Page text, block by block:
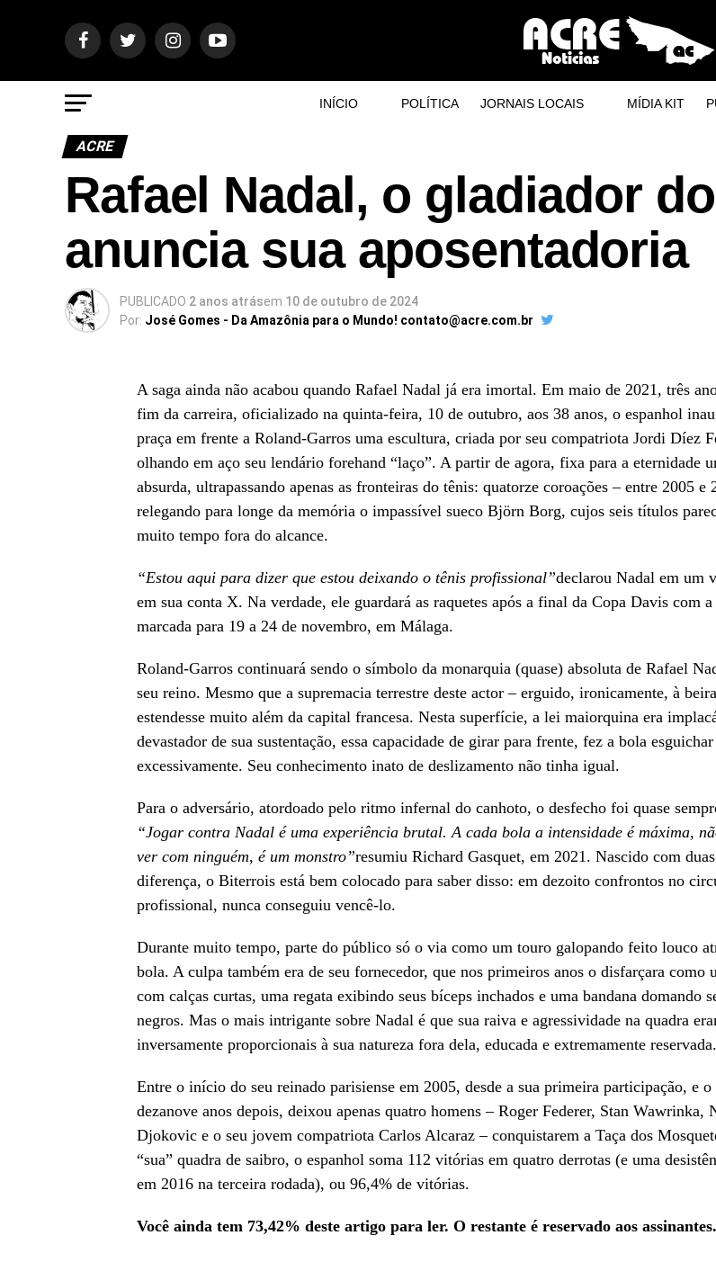
INÍCIO POLÍTICA JORNAIS LOCAIS MÍDIA KIT
ACRE
Rafael Nadal, o gladiador
anuncia sua aposentadoria
PUBLICADO 2 anos atrásem 10 de outubro de 2024
Por: José Gomes - Da Amazônia para o Mundo! contato@acre.com.br
A saga ainda não acabou quando Rafael Nadal já era imortal. Em maio de 2021, três
fim da carreira, oficializado na quinta-feira, 10 de outubro, aos 38 anos, o espanhol
praça em frente a Roland-Garros uma escultura, criada por seu compatriota Jordi Díez
olhando em aço seu lendário forehand “laço”. A partir de agora, fixa para a eternidade
absurda, ultrapassando apenas as fronteiras do tênis: quatorze coroações – entre 2005 e
relegando para longe da memória o impassível sueco Björn Borg, cujos seis títulos
muito tempo fora do alcance.
“Estou aqui para dizer que estou deixando o tênis profissional”declarou Nadal em um
em sua conta X. Na verdade, ele guardará as raquetes após a final da Copa Davis com a
marcada para 19 a 24 de novembro, em Málaga.
Roland-Garros continuará sendo o símbolo da monarquia (quase) absoluta de Rafael
seu reino. Mesmo que a supremacia terrestre deste actor – erguido, ironicamente, à
estendesse muito além da capital francesa. Nesta superfície, a lei maiorquina era
devastador de sua sustentação, essa capacidade de girar para frente, fez a bola esguichar
excessivamente. Seu conhecimento inato de deslizamento não tinha igual.
Para o adversário, atordoado pelo ritmo infernal do canhoto, o desfecho foi quase
“Jogar contra Nadal é uma experiência brutal. A cada bola a intensidade é máxima,
ver com ninguém, é um monstro”resumiu Richard Gasquet, em 2021. Nascido com
diferença, o Biterrois está bem colocado para saber disso: em dezoito confrontos no
profissional, nunca conseguiu vencê-lo.
Durante muito tempo, parte do público só o via como um touro galopando feito louco
bola. A culpa também era de seu fornecedor, que nos primeiros anos o disfarçara como
com calças curtas, uma regata exibindo seus bíceps inchados e uma bandana domando
negros. Mas o mais intrigante sobre Nadal é que sua raiva e agressividade na quadra
inversamente proporcionais à sua natureza fora dela, educada e extremamente reservada.
Entre o início do seu reinado parisiense em 2005, desde a sua primeira participação, e
dezanove anos depois, deixou apenas quatro homens – Roger Federer, Stan Wawrinka,
Djokovic e o seu jovem compatriota Carlos Alcaraz – conquistarem a Taça dos
“sua” quadra de saibro, o espanhol soma 112 vitórias em quatro derrotas (e uma
em 2016 na terceira rodada), ou 96,4% de vitórias.
Você ainda tem 73,42% deste artigo para ler. O restante é reservado aos assinantes.